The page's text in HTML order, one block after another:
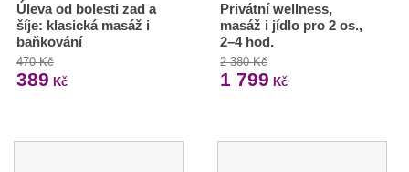
Úleva od bolesti zad a
šíje: klasická masáž i
baňkování
470 Kč
389 Kč
Privátní wellness,
masáž i jídlo pro 2 os.,
2–4 hod.
2 380 Kč
1 799 Kč